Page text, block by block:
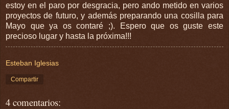
estoy en el paro por desgracia, pero ando metido en varios
proyectos de futuro, y además preparando una cosilla para
Mayo que ya os contaré ;). Espero que os guste este
precioso lugar y hasta la próxima!!!
Esteban Iglesias
Compartir
4 comentarios: